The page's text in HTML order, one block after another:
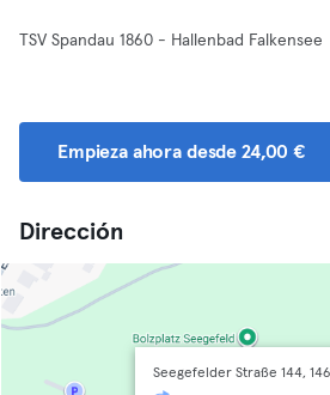
TSV Spandau 1860 - Hallenbad Falkensee
Empieza ahora desde 24,00 €
Dirección
Seegefelder Straße 144,